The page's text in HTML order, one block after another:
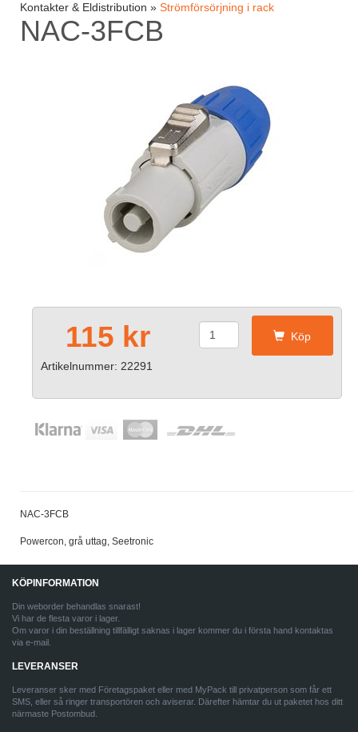
Kontakter & Eldistribution » Strömförsörjning i rack
NAC-3FCB
115 kr Köp
Artikelnummer: 22291
NAC-3FCB
Powercon, grå uttag, Seetronic
KÖPINFORMATION
Din weborder behandlas snarast!
Vi har de flesta varor i lager.
Om varor i din beställning tillfälligt saknas i lager kommer du i första hand kontaktas
via e-mail.
LEVERANSER
Leveranser sker med Företagspaket eller med MyPack till privatperson som får ett
SMS, eller så ringer transportören och aviserar. Därefter hämtar du ut paketet hos ditt
närmaste Postombud.